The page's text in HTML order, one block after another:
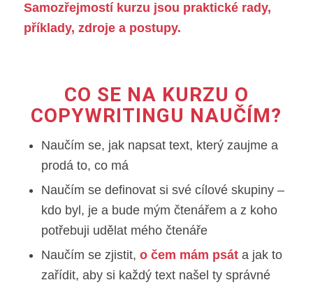
Samozřejmostí kurzu jsou praktické rady,
příklady, zdroje a postupy.
CO SE NA KURZU O
COPYWRITINGU NAUČÍM?
Naučím se, jak napsat text, který zaujme a
prodá to, co má
Naučím se definovat si své cílové skupiny –
kdo byl, je a bude mým čtenářem a z koho
potřebuji udělat mého čtenáře
Naučím se zjistit, o čem mám psáta jak to
zařídit, aby si každý text našel ty správné